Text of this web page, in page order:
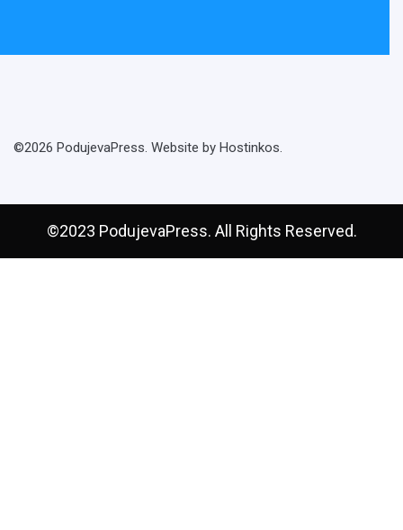
©2026 PodujevaPress. Website by Hostinkos.
©2023 PodujevaPress. All Rights Reserved.